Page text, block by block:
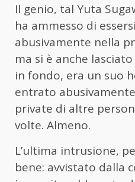
Il genio, tal Yuta
ha ammesso di
abusivamente nella
ma si è anche
in fondo, era un suo
entrato
private di altre
volte. Almeno.
L’ultima intrusione,
bene: avvistato dalla